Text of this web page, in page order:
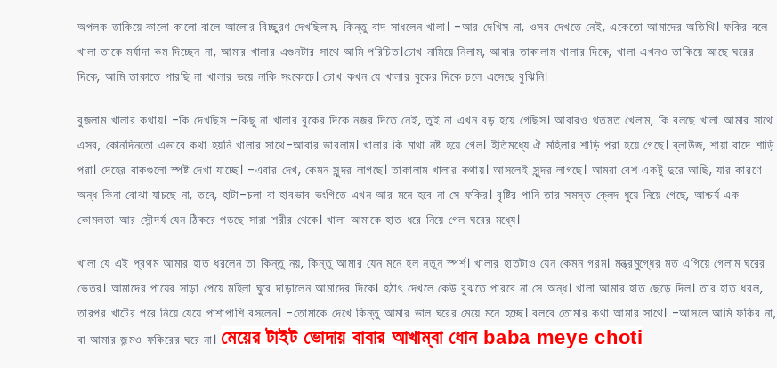
অপলক তাকিয়ে কালো কালো বালে আলোর বিচ্ছুরণ দেখছিলাম, কিন্তু বাদ সাধলেন খালা। -আর দেখিস না, ওসব দেখতে নেই, একেতো আমাদের অতিথি। ফকির বলে
খালা তাকে মর্যাদা কম দিচ্ছেন না, আমার খালার এগুনটার সাথে আমি পরিচিত।চোখ নামিয়ে নিলাম, আবার তাকালাম খালার দিকে, খালা এখনও তাকিয়ে আছে ঘরের
দিকে, আমি তাকাতে পারছি না খালার ভয়ে নাকি সংকোচে। চোখ কখন যে খালার বুকের দিকে চলে এসেছে বুঝিনি।
বুজলাম খালার কথায়। -কি দেখছিস -কিছু না খালার বুকের দিকে নজর দিতে নেই, তুই না এখন বড় হয়ে গেছিস। আবারও থতমত খেলাম, কি বলছে খালা আমার সাথে
এসব, কোনদিনতো এভাবে কথা হয়নি খালার সাথে-আবার ভাবলাম। খালার কি মাথা নষ্ট হয়ে গেল। ইতিমধ্যে ঐ মহিলার শাড়ি পরা হয়ে গেছে। ব্লাউজ, শায়া বাদে শাড়ি
পরা। দেহের বাকগুলো স্পষ্ট দেখা যাচ্ছে। -এবার দেখ, কেমন সুন্দর লাগছে। তাকালাম খালার কথায়। আসলেই সুন্দর লাগছে। আমরা বেশ একটু দুরে আছি, যার কারণে
অন্ধ কিনা বোঝা যাচছে না, তবে, হাটা-চলা বা হাবভাব ভংগিতে এখন আর মনে হবে না সে ফকির। বৃষ্টির পানি তার সমস্ত ক্লেদ ধুয়ে নিয়ে গেছে, আশ্চর্য এক
কোমলতা আর সৌন্দর্য যেন ঠিকরে পড়ছে সারা শরীর থেকে। খালা আমাকে হাত ধরে নিয়ে গেল ঘরের মধ্যে।
খালা যে এই প্রথম আমার হাত ধরলেন তা কিন্তু নয়, কিন্তু আমার যেন মনে হল নতুন স্পর্শ। খালার হাতটাও যেন কেমন গরম। মন্ত্রমুগ্ধের মত এগিয়ে গেলাম ঘরের
ভেতর। আমাদের পায়ের সাড়া পেয়ে মহিলা ঘুরে দাড়ালেন আমাদের দিকে। হঠাৎ দেখলে কেউ বুঝতে পারবে না সে অন্ধ। খালা আমার হাত ছেড়ে দিল। তার হাত ধরল,
তারপর খাটের পরে নিয়ে যেয়ে পাশাপাশি বসলেন। -তোমাকে দেখে কিন্তু আমার ভাল ঘরের মেয়ে মনে হচ্ছে। বলবে তোমার কথা আমার সাথে। -আসলে আমি ফকির না,
বা আমার জন্মও ফকিরের ঘরে না।মেয়ের টাইট ভোদায় বাবার আখাম্বা ধোন baba meye choti